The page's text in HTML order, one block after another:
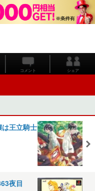
コメント シェア
王立騎士
夜目